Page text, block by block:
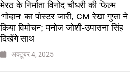
मेरठ के निर्माता विनोद चौधरी की फिल्म
‘गोदान’ का पोस्टर जारी, CM रेखा गुप्ता ने
किया विमोचन; मनोज जोशी-उपासना सिंह
दिखेंगे साथ
अक्टूबर 4, 2025